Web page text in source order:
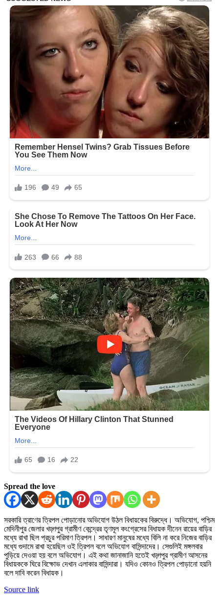
Spread the love
সরকারি ত্রাণের ত্রিপল পোড়ানোর অভিযোগ উঠল বিধায়কের বিরুদ্ধে। অভিযোগ, পশ্চিম
মেদিনীপুর জেলার খড়্গপুর গ্রামীণ কেন্দ্রের তৃণমূল কংগ্রেসের বিধায়ক দীনেন রায়ের বাড়ির
মধ্যে রাখা ছিল প্রচুর পরিমাণ ত্রিপল। সাধারণ মানুষের মধ্যে বিলি না করে নিজের বাড়ির
মধ্যে গুদামে রাখা হয়েছিল ওই ত্রিপল বলে অভিযোগ বাসিন্দাদের। সেগুলিই মঙ্গলবার
পুড়িয়ে দেওয়া হয় বলে অভিযোগ। এই কথা জানাজানি হতেই খড়্গপুর গ্রামীণ আসনের
বিধায়ককে ঘিরে বিক্ষোভ দেখান এলাকার বাসিন্দারা। যদিও কোনও ত্রিপল পোড়ানো হয়নি
বলে দাবি করেন বিধায়ক।
Source link